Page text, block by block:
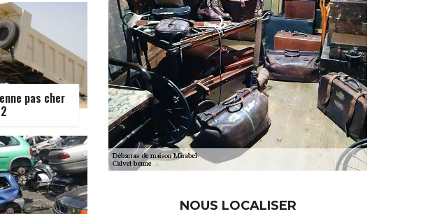
pas cher
NOUS LOCALISER